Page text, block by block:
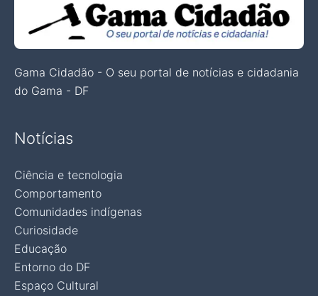
Gama Cidadão - O seu portal de notícias e cidadania
do Gama - DF
Notícias
Ciência e tecnologia
Comportamento
Comunidades indígenas
Curiosidade
Educação
Entorno do DF
Espaço Cultural